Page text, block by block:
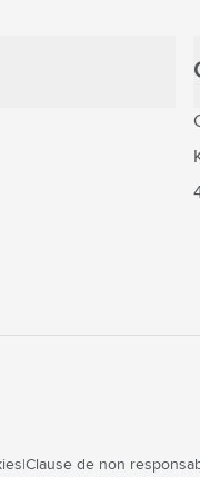
Clause de non